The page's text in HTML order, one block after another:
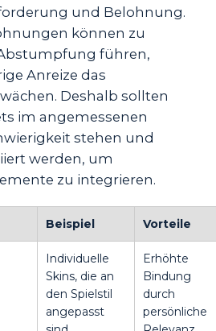
und Belohnung.
können zu
führen,
Anreize das
Deshalb sollten
im angemessenen
stehen und
werden, um
zu integrieren.
Beispiel Vorteile
Individuelle
Skins, die an
den Spielstil
angepasst
Erhöhte
Bindung
durch
persönliche